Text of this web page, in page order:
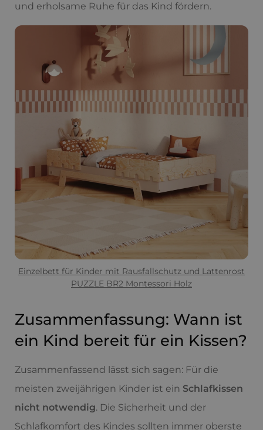
und erholsame Ruhe für das Kind fördern.
Einzelbett für Kinder mit Rausfallschutz und Lattenrost
PUZZLE BR2 Montessori Holz
Zusammenfassung: Wann ist
ein Kind bereit für ein Kissen?
Zusammenfassend lässt sich sagen: Für die
meisten zweijährigen Kinder ist ein Schlafkissen
nicht notwendig. Die Sicherheit und der
Schlafkomfort des Kindes sollten immer oberste